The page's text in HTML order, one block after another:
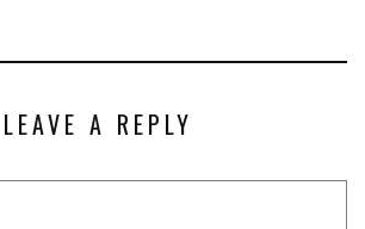
LEAVE A REPLY